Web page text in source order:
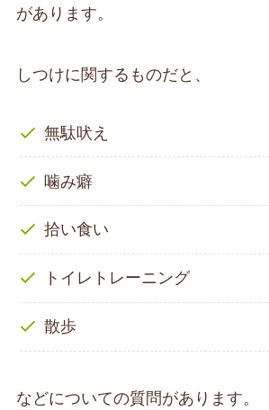
があります。
しつけに関するものだと、
無駄吠え
噛み癖
拾い食い
トイレトレーニング
散歩
などについての質問があります。